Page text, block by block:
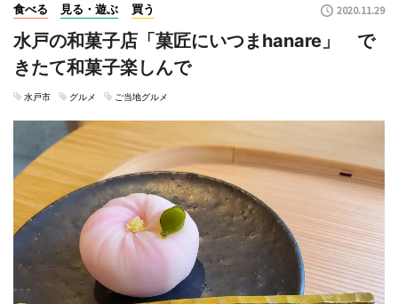
食べる 見る・遊ぶ 買う 2020.11.29
水戸の和菓子店「菓匠にいつまhanare」 で
きたて和菓子楽しんで
水戸市 グルメ ご当地グルメ